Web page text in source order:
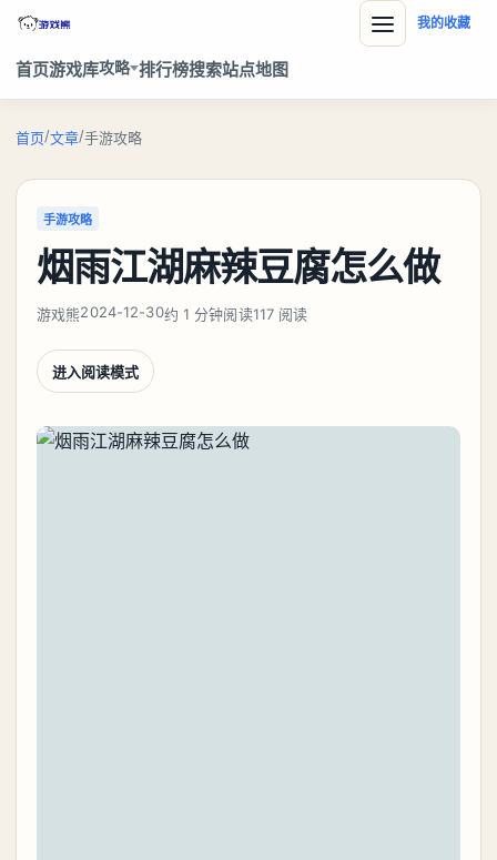
首页游戏库攻略 排行榜搜索站点地图
我的收藏
首页/文章/手游攻略
手游攻略
烟雨江湖麻辣豆腐怎么做
游戏熊2024-12-30约 1 分钟阅读117 阅读
进入阅读模式